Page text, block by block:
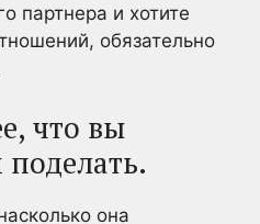
партнера и хотите
обязательно
что вы
она